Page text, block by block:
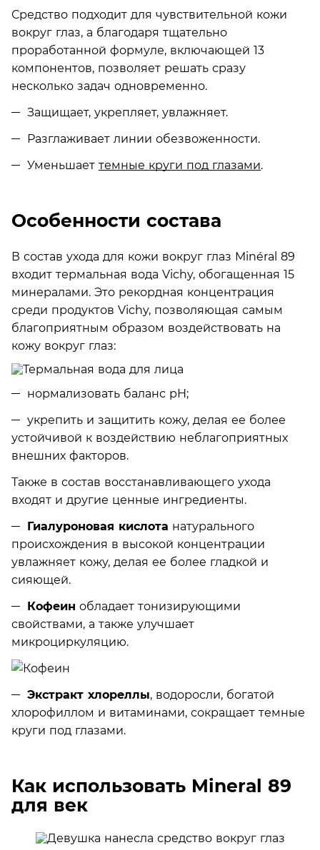
Средство подходит для чувствительной кожи
вокруг глаз, а благодаря тщательно
проработанной формуле, включающей 13
компонентов, позволяет решать сразу
несколько задач одновременно.
Защищает, укрепляет, увлажняет.
Разглаживает линии обезвоженности.
Уменьшает темные круги под глазами.
Особенности состава
В состав ухода для кожи вокруг глаз Minéral 89
входит термальная вода Vichy, обогащенная 15
минералами. Это рекордная концентрация
среди продуктов Vichy, позволяющая самым
благоприятным образом воздействовать на
кожу вокруг глаз:
нормализовать баланс рН;
укрепить и защитить кожу, делая ее более
устойчивой к воздействию неблагоприятных
внешних факторов.
Также в состав восстанавливающего ухода
входят и другие ценные ингредиенты.
Гиалуроновая кислота натурального
происхождения в высокой концентрации
увлажняет кожу, делая ее более гладкой и
сияющей.
Кофеин обладает тонизирующими
свойствами, а также улучшает
микроциркуляцию.
Экстракт хлореллы, водоросли, богатой
хлорофиллом и витаминами, сокращает темные
круги под глазами.
Как использовать Mineral 89
для век